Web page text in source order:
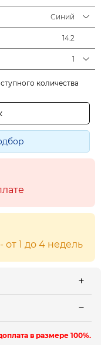
Синий
14.2
1
количества
1 до 4 недель
в размере 100%.